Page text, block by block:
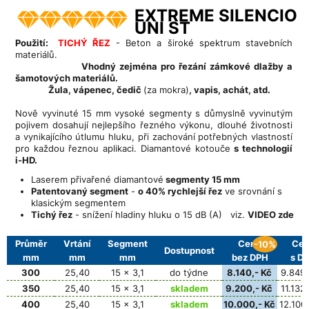
EXTREME SILENCIO
UNI ST
Použití:TICHÝ ŘEZ - Beton a široké spektrum stavebních
materiálů.
Vhodný zejména pro řezání zámkové dlažby a
šamotových materiálů.
Žula, vápenec, čedič (za mokra), vapis, achát, atd.
Nově vyvinuté 15 mm vysoké segmenty s důmyslně vyvinutým
pojivem dosahují nejlepšího řezného výkonu, dlouhé životnosti
a vynikajícího útlumu hluku, při zachování potřebných vlastností
pro každou řeznou aplikaci. Diamantové kotoučes technologií
i-HD.
Laserem přivařené diamantové segmenty 15 mm
Patentovaný segment - o 40% rychlejší řez ve srovnání s
klasickým segmentem
Tichý řez - snížení hladiny hluku o 15 dB (A) viz. VIDEO zde
Průměr
mm
Vrtání
mm
Segment
mm
Dostupnost
Cena
bez DPH
-10%
s
300
25,40 15 x 3,1 do týdne 8.140,- Kč
350
25,40 15 x 3,1 skladem 9.200,- Kč
400
25,40 15 x 3,1 skladem 10.000,- Kč